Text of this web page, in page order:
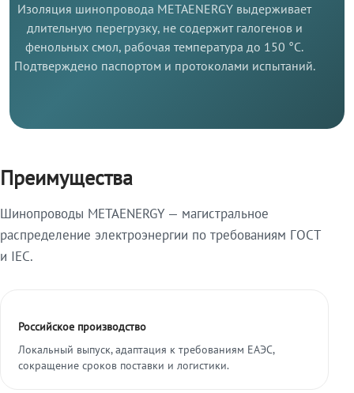
Изоляция шинопровода METAENERGY выдерживает
длительную перегрузку, не содержит галогенов и
фенольных смол, рабочая температура до 150 °C.
Подтверждено паспортом и протоколами испытаний.
Преимущества
Шинопроводы METAENERGY — магистральное
распределение электроэнергии по требованиям ГОСТ
и IEC.
Российское производство
Локальный выпуск, адаптация к требованиям ЕАЭС,
сокращение сроков поставки и логистики.